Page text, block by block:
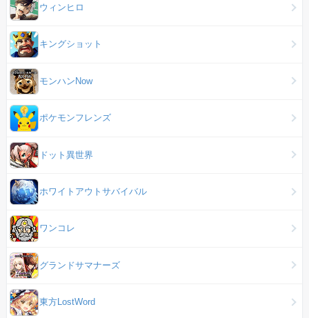
ウィンヒロ
キングショット
モンハンNow
ポケモンフレンズ
ドット異世界
ホワイトアウトサバイバル
ワンコレ
グランドサマナーズ
東方LostWord